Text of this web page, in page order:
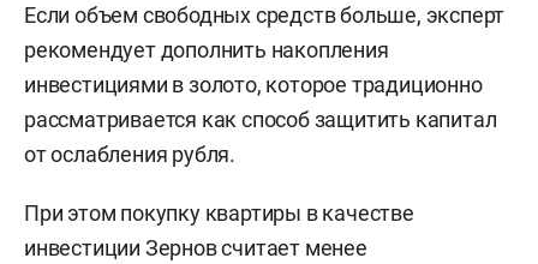
Если объем свободных средств больше, эксперт
рекомендует дополнить накопления
инвестициями в золото, которое традиционно
рассматривается как способ защитить капитал
от ослабления рубля.
При этом покупку квартиры в качестве
инвестиции Зернов считает менее